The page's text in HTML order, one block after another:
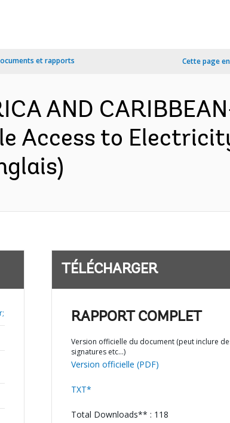
et rapports Cette page
AND
Access to
TÉLÉCHARGER
RAPPORT COMPLET
Version officielle du document (peut inclure
signatures etc…)
Version officielle (PDF)
TXT*
Total Downloads** : 118